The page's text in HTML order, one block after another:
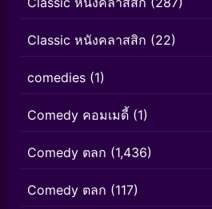
Classic หนังคลาสสิก (22)
comedies (1)
Comedy คอมเมดี้ (1)
Comedy ตลก (1,436)
Comedy ตลก (117)